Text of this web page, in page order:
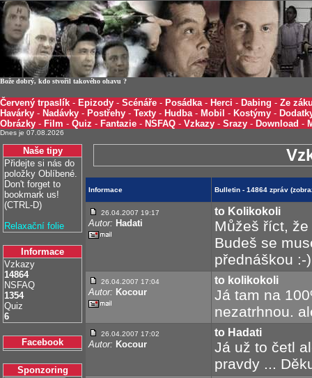
Bože dobrý, kdo stvořil takového ohavu ?
Červený trpaslík - Epizody - Scénáře - Posádka- Herci - Dabing - Ze
Havárky - Nadávky - Postřehy - Texty - Hudba- Mobil - Kostýmy -
Obrázky - Film - Quiz - Fantazie - NSFAQ - Vzkazy - Srazy - Download -
Dnes je 07.08.2026
Naše tipy
Přidejte si nás do
položky Oblíbené.
Don't forget to
bookmark us!
(CTRL-D)
Relaxační folie
Informace
Vzkazy
14864
NSFAQ
1354
Quiz
6
Facebook
Sponzoring
Informace Bulletin - 14864 zpráv
26.04.2007 19:17
Autor: Hadati
to Kolikokoli
Můžeš říct,
Budeš se
přednáškou :-)
26.04.2007 17:04
Autor: Kocour
to kolikokoli
Já tam na
nezatrhnou.
26.04.2007 17:02
Autor: Kocour
to Hadati
Já už to četl
pravdy ...